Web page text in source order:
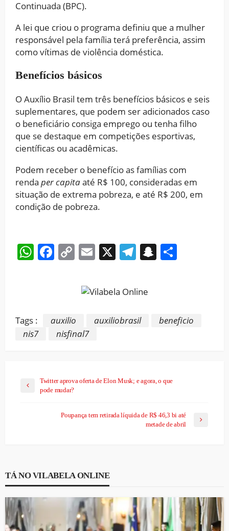
Continuada (BPC).
A lei que criou o programa definiu que a mulher
responsável pela família terá preferência, assim
como vítimas de violência doméstica.
Benefícios básicos
O Auxílio Brasil tem três benefícios básicos e seis
suplementares, que podem ser adicionados caso
o beneficiário consiga emprego ou tenha filho
que se destaque em competições esportivas,
científicas ou acadêmicas.
Podem receber o benefício as famílias com
renda per capitaaté R$ 100, consideradas em
situação de extrema pobreza, e até R$ 200, em
condição de pobreza.
WhatsApp
Facebook
CopyEmail
X Telegram
Snapchat
Tags : auxilio auxiliobrasil
beneficio
nis7
nisfinal7
Twitter aprova oferta de Elon Musk; e agora, o que
pode mudar?
Poupança tem retirada líquida de R$ 46,3 bi até
metade de abril
TÁ NO VILABELA ONLINE